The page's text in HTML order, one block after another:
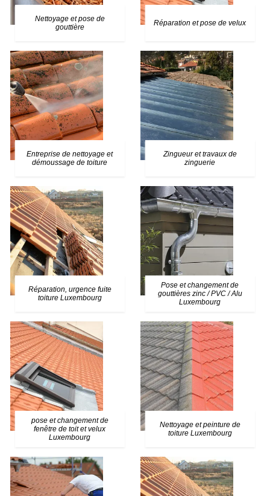
Nettoyage et pose de
gouttière
Réparation et pose de velux
Entreprise de nettoyage et
démoussage de toiture
Zingueur et travaux de
zinguerie
Réparation, urgence fuite
toiture Luxembourg
Pose et changement de
gouttières zinc / PVC / Alu
Luxembourg
pose et changement de
fenêtre de toit et velux
Luxembourg
Nettoyage et peinture de
toiture Luxembourg